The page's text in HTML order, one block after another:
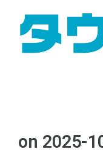
on 2025-